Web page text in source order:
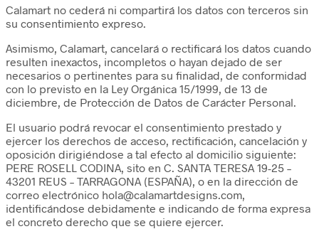
Calamart no cederá ni compartirá los datos con terceros sin
su consentimiento expreso.
Asimismo, Calamart, cancelará o rectificará los datos cuando
resulten inexactos, incompletos o hayan dejado de ser
necesarios o pertinentes para su finalidad, de conformidad
con lo previsto en la Ley Orgánica 15/1999, de 13 de
diciembre, de Protección de Datos de Carácter Personal.
El usuario podrá revocar el consentimiento prestado y
ejercer los derechos de acceso, rectificación, cancelación y
oposición dirigiéndose a tal efecto al domicilio siguiente:
PERE ROSELL CODINA, sito en C. SANTA TERESA 19-25 –
43201 REUS – TARRAGONA (ESPAÑA), o en la dirección de
correo electrónico hola@calamartdesigns.com,
identificándose debidamente e indicando de forma expresa
el concreto derecho que se quiere ejercer.